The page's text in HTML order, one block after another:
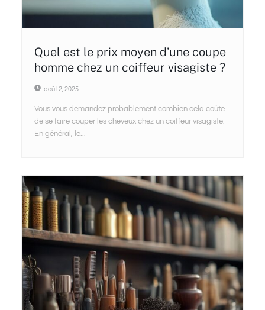
Quel est le prix moyen d’une coupe
homme chez un coiffeur visagiste ?
août 2, 2025
Vous vous demandez probablement combien cela coûte
de se faire couper les cheveux chez un coiffeur visagiste.
En général, le...